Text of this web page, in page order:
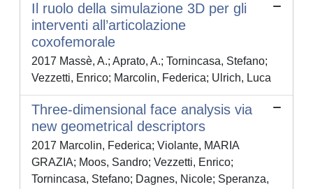
Il ruolo della simulazione 3D per gli
interventi all’articolazione
coxofemorale
2017 Massè, A.; Aprato, A.; Tornincasa, Stefano;
Vezzetti, Enrico; Marcolin, Federica; Ulrich, Luca
Three-dimensional face analysis via
new geometrical descriptors
2017 Marcolin, Federica; Violante, MARIA
GRAZIA; Moos, Sandro; Vezzetti, Enrico;
Tornincasa, Stefano; Dagnes, Nicole; Speranza,